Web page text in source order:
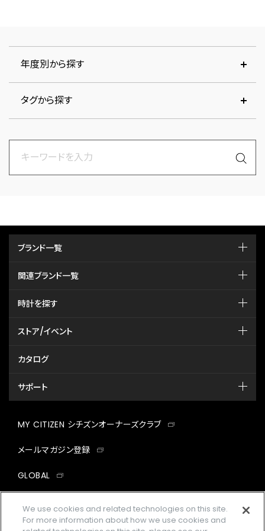
年度別から探す
タグから探す
ブランド一覧
関連ブランド一覧
時計を探す
ストア/イベント
カタログ
サポート
MY CITIZEN シチズンオーナーズクラブ
メールマガジン登録
GLOBAL
facebookinstagramtwitter
We use cookies and related technologies on this site.
For more information about how we use cookies and